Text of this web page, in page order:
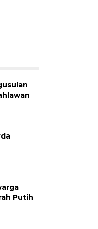
Putih